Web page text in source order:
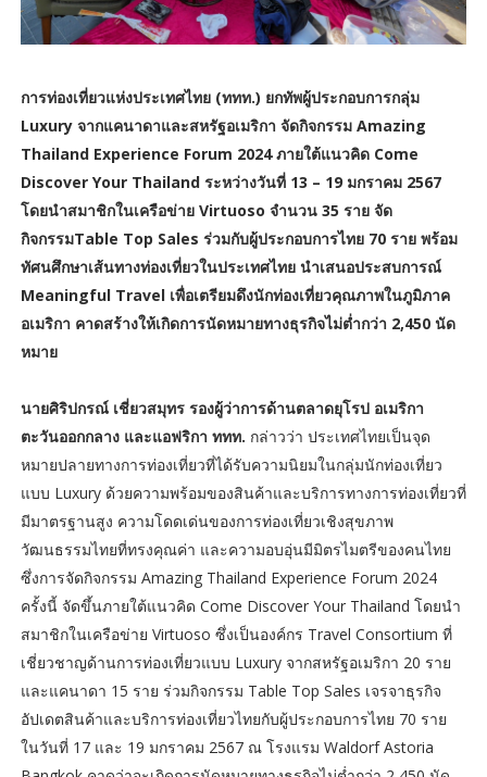
การท่องเที่ยวแห่งประเทศไทย (ททท.) ยกทัพผู้ประกอบการกลุ่ม
Luxury จากแคนาดาและสหรัฐอเมริกา จัดกิจกรรม Amazing
Thailand Experience Forum 2024 ภายใต้แนวคิด Come
Discover Your Thailand ระหว่างวันที่ 13 – 19 มกราคม 2567
โดยนำสมาชิกในเครือข่าย Virtuoso จำนวน 35 ราย จัด
กิจกรรมTable Top Sales ร่วมกับผู้ประกอบการไทย 70 ราย พร้อม
ทัศนศึกษาเส้นทางท่องเที่ยวในประเทศไทย นำเสนอประสบการณ์
Meaningful Travel เพื่อเตรียมดึงนักท่องเที่ยวคุณภาพในภูมิภาค
อเมริกา คาดสร้างให้เกิดการนัดหมายทางธุรกิจไม่ต่ำกว่า 2,450 นัด
หมาย
นายศิริปกรณ์ เชี่ยวสมุทร รองผู้ว่าการด้านตลาดยุโรป อเมริกา
ตะวันออกกลาง และแอฟริกา ททท. กล่าวว่า ประเทศไทยเป็นจุด
หมายปลายทางการท่องเที่ยวที่ได้รับความนิยมในกลุ่มนักท่องเที่ยว
แบบ Luxury ด้วยความพร้อมของสินค้าและบริการทางการท่องเที่ยวที่
มีมาตรฐานสูง ความโดดเด่นของการท่องเที่ยวเชิงสุขภาพ
วัฒนธรรมไทยที่ทรงคุณค่า และความอบอุ่นมีมิตรไมตรีของคนไทย
ซึ่งการจัดกิจกรรม Amazing Thailand Experience Forum 2024
ครั้งนี้ จัดขึ้นภายใต้แนวคิด Come Discover Your Thailand โดยนำ
สมาชิกในเครือข่าย Virtuoso ซึ่งเป็นองค์กร Travel Consortium ที่
เชี่ยวชาญด้านการท่องเที่ยวแบบ Luxury จากสหรัฐอเมริกา 20 ราย
และแคนาดา 15 ราย ร่วมกิจกรรม Table Top Sales เจรจาธุรกิจ
อัปเดตสินค้าและบริการท่องเที่ยวไทยกับผู้ประกอบการไทย 70 ราย
ในวันที่ 17 และ 19 มกราคม 2567 ณ โรงแรม Waldorf Astoria